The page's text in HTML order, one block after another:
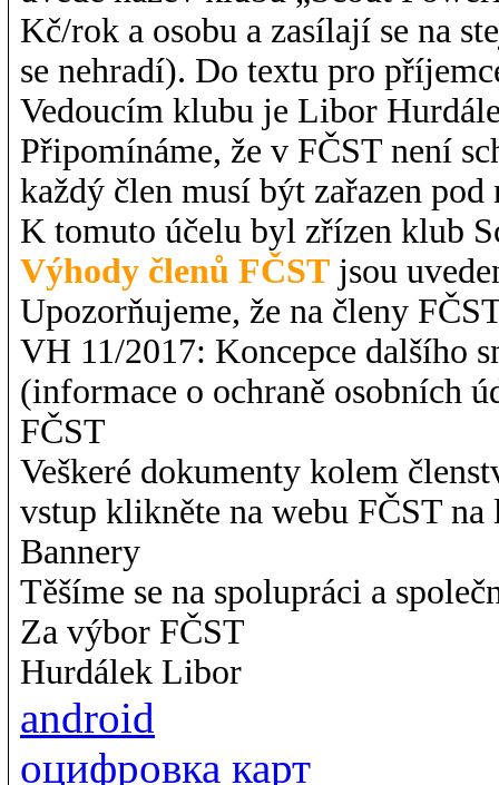
Kč/rok a osobu a zasílají se na
se nehradí). Do textu pro
Vedoucím klubu je Libor
Připomínáme, že v FČST není
každý člen musí být zařazen
K tomuto účelu byl zřízen klub
Výhody členů FČST jsou
Upozorňujeme, že na členy
VH 11/2017: Koncepce dalšího
(informace o ochraně osobních
FČST
Veškeré dokumenty kolem
vstup klikněte na webu FČST
Bannery
Těšíme se na spolupráci a
Za výbor FČST
Hurdálek Libor
android
оцифровка карт